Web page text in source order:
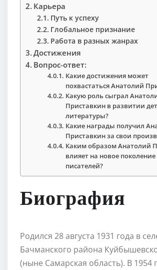
Карьера
Путь к успеху
Глобальное признание
Работа в разных жанрах
Достижения
Вопрос-ответ:
Какие достижения может
похвастаться Анатолий
Какую роль сыграл
Приставкин в развитии
литературы?
Какие награды получил
Приставкин за свои
Каким образом Анатолий
влияет на новое поколение
писателей?
Биография
Родился 28 августа 1931 года в
Бачманского района
(ныне Самарская область). В 1954